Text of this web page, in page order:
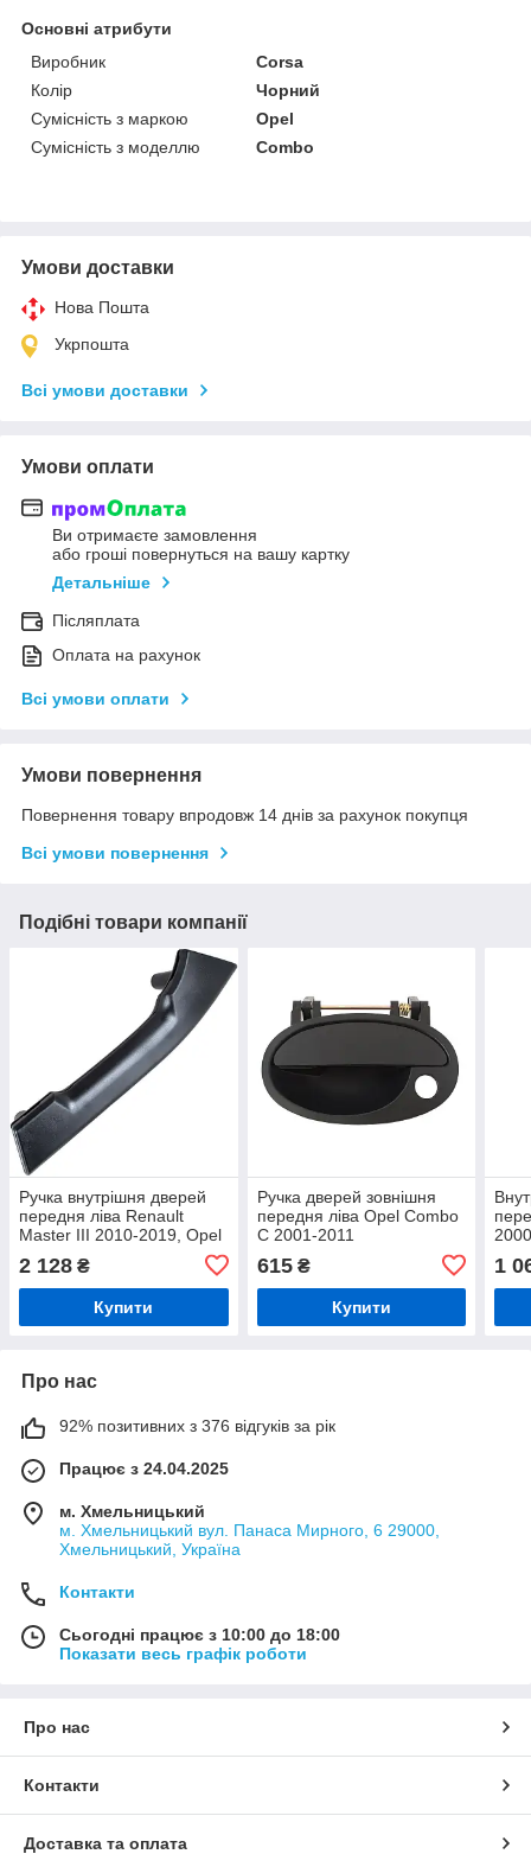
Основні атрибути
Виробник
Corsa
Колір
Чорний
Сумісність з маркою
Opel
Сумісність з моделлю
Combo
Умови доставки
Нова Пошта
Укрпошта
Всі умови доставки
Умови оплати
Ви отримаєте замовлення
або гроші повернуться на вашу картку
Детальніше
Післяплата
Оплата на рахунок
Всі умови оплати
Умови повернення
Повернення товару впродовж 14 днів за рахунок покупця
Всі умови повернення
Подібні товари компанії
Ручка внутрішня дверей
передня ліва Renault
Master III 2010-2019, Opel
Nissan NV400 2011-2019
чорна
2 128 ₴
Купити
Ручка дверей зовнішня
передня ліва Opel Combo
C 2001-2011
615₴
Купити
1
Про нас
92% позитивних з 376 відгуків за рік
Працює з 24.04.2025
м. Хмельницький
м. Хмельницький вул. Панаса Мирного, 6 29000,
Хмельницький, Україна
Контакти
Сьогодні працює з 10:00 до 18:00
Показати весь графік роботи
Про нас
Контакти
Доставка та оплата